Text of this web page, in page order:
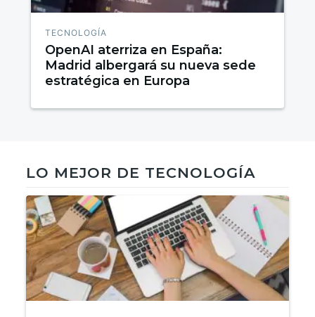
TECNOLOGÍA
OpenAI aterriza en España:
Madrid albergará su nueva sede
estratégica en Europa
LO MEJOR DE TECNOLOGÍA